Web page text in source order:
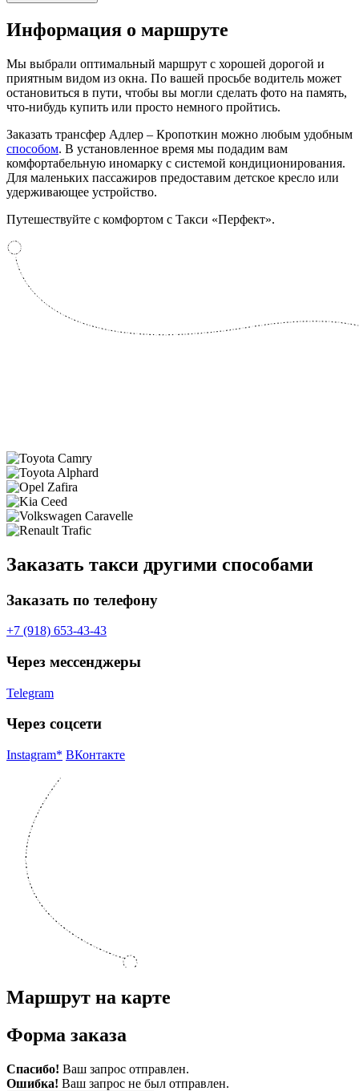
Информация о маршруте
Мы выбрали оптимальный маршрут с хорошей дорогой и
приятным видом из окна. По вашей просьбе водитель может
остановиться в пути, чтобы вы могли сделать фото на память,
что-нибудь купить или просто немного пройтись.
Заказать трансфер Адлер – Кропоткин можно любым удобным
способом. В установленное время мы подадим вам
комфортабельную иномарку с системой кондиционирования.
Для маленьких пассажиров предоставим детское кресло или
удерживающее устройство.
Путешествуйте с комфортом с Такси «Перфект».
Заказать такси другими способами
Заказать по телефону
+7 (918) 653-43-43
Через мессенджеры
Telegram
Через соцсети
Instagram* ВКонтакте
Маршрут на карте
Форма заказа
Спасибо! Ваш запрос отправлен.
Ошибка! Ваш запрос не был отправлен.